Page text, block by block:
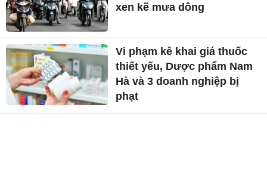
xen kẽ mưa dông
Vi phạm kê khai giá thuốc
thiết yếu, Dược phẩm Nam
Hà và 3 doanh nghiệp bị
phạt